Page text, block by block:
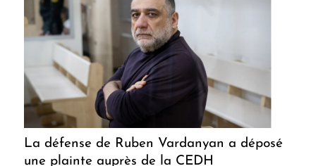
La défense de Ruben Vardanyan a déposé
une plainte auprès de la CEDH